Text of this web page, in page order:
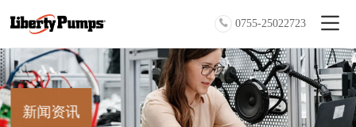
0755-25022723
新闻资讯